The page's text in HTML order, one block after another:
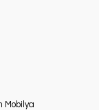
Mobilya